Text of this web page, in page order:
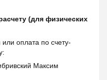
(для физических
оплата по счету-
Максим